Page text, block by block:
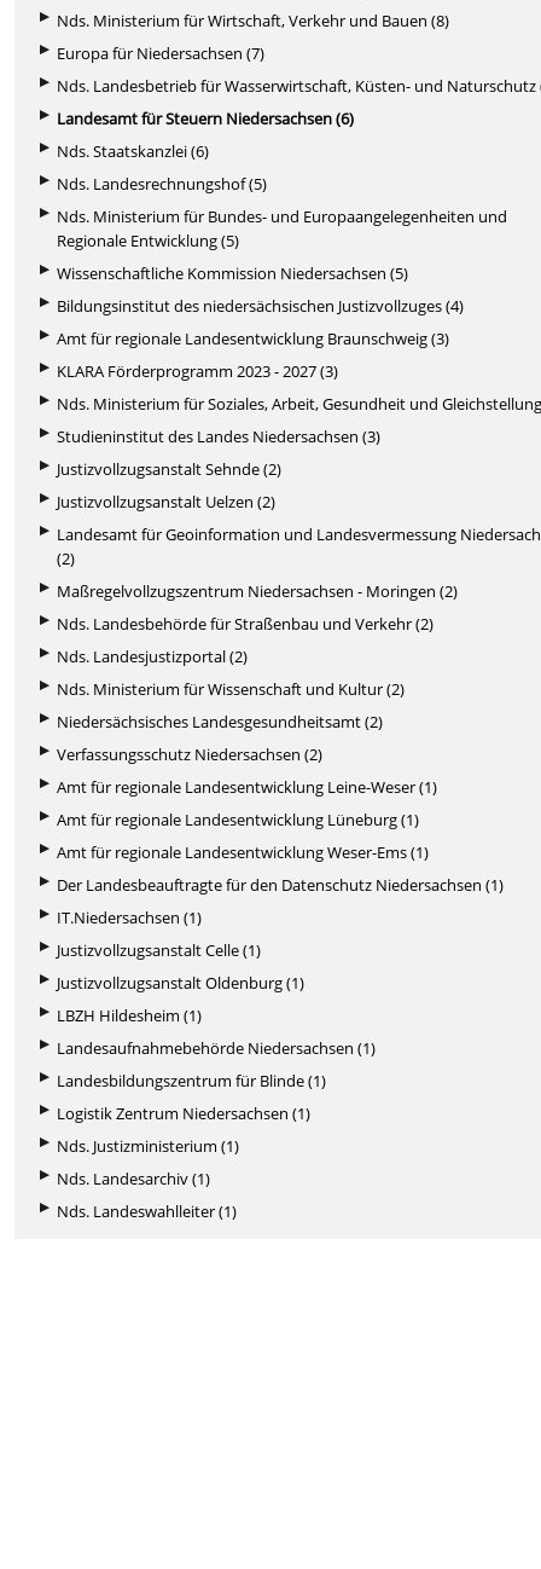
Nds. Ministerium für Wirtschaft, Verkehr und Bauen (8)
Europa für Niedersachsen (7)
Nds. Landesbetrieb für Wasserwirtschaft, Küsten- und Naturschutz
Landesamt für Steuern Niedersachsen (6)
Nds. Staatskanzlei (6)
Nds. Landesrechnungshof (5)
Nds. Ministerium für Bundes- und Europaangelegenheiten und
Regionale Entwicklung (5)
Wissenschaftliche Kommission Niedersachsen (5)
Bildungsinstitut des niedersächsischen Justizvollzuges (4)
Amt für regionale Landesentwicklung Braunschweig (3)
KLARA Förderprogramm 2023 - 2027 (3)
Nds. Ministerium für Soziales, Arbeit, Gesundheit und
Studieninstitut des Landes Niedersachsen (3)
Justizvollzugsanstalt Sehnde (2)
Justizvollzugsanstalt Uelzen (2)
Landesamt für Geoinformation und Landesvermessung
(2)
Maßregelvollzugszentrum Niedersachsen - Moringen (2)
Nds. Landesbehörde für Straßenbau und Verkehr (2)
Nds. Landesjustizportal (2)
Nds. Ministerium für Wissenschaft und Kultur (2)
Niedersächsisches Landesgesundheitsamt (2)
Verfassungsschutz Niedersachsen (2)
Amt für regionale Landesentwicklung Leine-Weser (1)
Amt für regionale Landesentwicklung Lüneburg (1)
Amt für regionale Landesentwicklung Weser-Ems (1)
Der Landesbeauftragte für den Datenschutz Niedersachsen (1)
IT.Niedersachsen (1)
Justizvollzugsanstalt Celle (1)
Justizvollzugsanstalt Oldenburg (1)
LBZH Hildesheim (1)
Landesaufnahmebehörde Niedersachsen (1)
Landesbildungszentrum für Blinde (1)
Logistik Zentrum Niedersachsen (1)
Nds. Justizministerium (1)
Nds. Landesarchiv (1)
Nds. Landeswahlleiter (1)